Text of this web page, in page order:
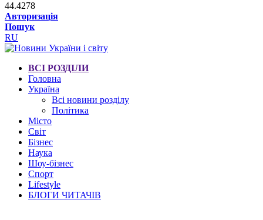
44.4278
Авторизація
Пошук
RU
ВСІ РОЗДІЛИ
Головна
Україна
Всі новини розділу
Політика
Місто
Світ
Бізнес
Наука
Шоу-бізнес
Спорт
Lifestyle
БЛОГИ ЧИТАЧІВ